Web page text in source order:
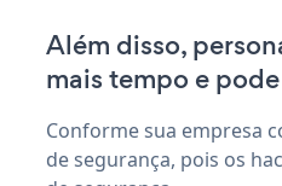
Além disso,
mais tempo e
Conforme sua empresa
de segurança, pois os